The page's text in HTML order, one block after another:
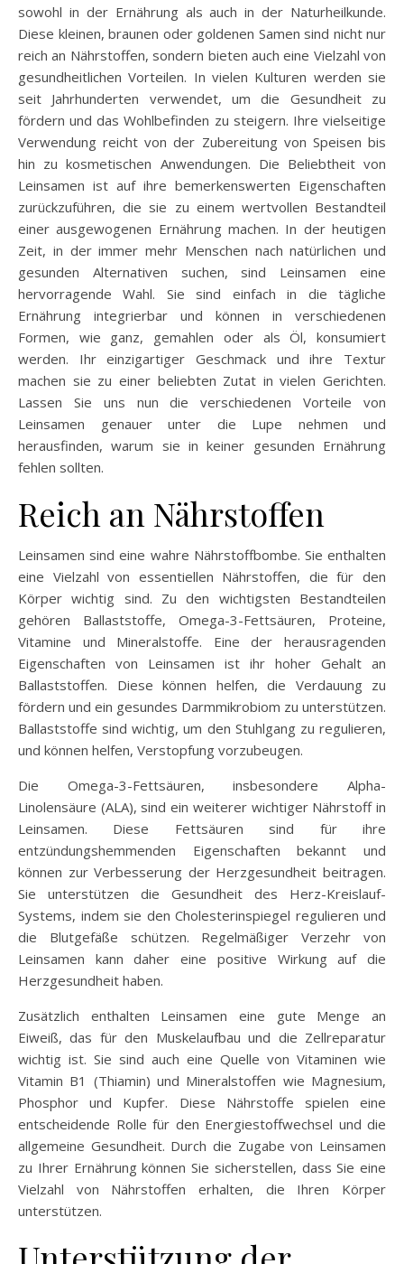
sowohl in der Ernährung als auch in der Naturheilkunde.
Diese kleinen, braunen oder goldenen Samen sind nicht nur
reich an Nährstoffen, sondern bieten auch eine Vielzahl von
gesundheitlichen Vorteilen. In vielen Kulturen werden sie
seit Jahrhunderten verwendet, um die Gesundheit zu
fördern und das Wohlbefinden zu steigern. Ihre vielseitige
Verwendung reicht von der Zubereitung von Speisen bis
hin zu kosmetischen Anwendungen. Die Beliebtheit von
Leinsamen ist auf ihre bemerkenswerten Eigenschaften
zurückzuführen, die sie zu einem wertvollen Bestandteil
einer ausgewogenen Ernährung machen. In der heutigen
Zeit, in der immer mehr Menschen nach natürlichen und
gesunden Alternativen suchen, sind Leinsamen eine
hervorragende Wahl. Sie sind einfach in die tägliche
Ernährung integrierbar und können in verschiedenen
Formen, wie ganz, gemahlen oder als Öl, konsumiert
werden. Ihr einzigartiger Geschmack und ihre Textur
machen sie zu einer beliebten Zutat in vielen Gerichten.
Lassen Sie uns nun die verschiedenen Vorteile von
Leinsamen genauer unter die Lupe nehmen und
herausfinden, warum sie in keiner gesunden Ernährung
fehlen sollten.
Reich an Nährstoffen
Leinsamen sind eine wahre Nährstoffbombe. Sie enthalten
eine Vielzahl von essentiellen Nährstoffen, die für den
Körper wichtig sind. Zu den wichtigsten Bestandteilen
gehören Ballaststoffe, Omega-3-Fettsäuren, Proteine,
Vitamine und Mineralstoffe. Eine der herausragenden
Eigenschaften von Leinsamen ist ihr hoher Gehalt an
Ballaststoffen. Diese können helfen, die Verdauung zu
fördern und ein gesundes Darmmikrobiom zu unterstützen.
Ballaststoffe sind wichtig, um den Stuhlgang zu regulieren,
und können helfen, Verstopfung vorzubeugen.
Die Omega-3-Fettsäuren, insbesondere Alpha-
Linolensäure (ALA), sind ein weiterer wichtiger Nährstoff in
Leinsamen. Diese Fettsäuren sind für ihre
entzündungshemmenden Eigenschaften bekannt und
können zur Verbesserung der Herzgesundheit beitragen.
Sie unterstützen die Gesundheit des Herz-Kreislauf-
Systems, indem sie den Cholesterinspiegel regulieren und
die Blutgefäße schützen. Regelmäßiger Verzehr von
Leinsamen kann daher eine positive Wirkung auf die
Herzgesundheit haben.
Zusätzlich enthalten Leinsamen eine gute Menge an
Eiweiß, das für den Muskelaufbau und die Zellreparatur
wichtig ist. Sie sind auch eine Quelle von Vitaminen wie
Vitamin B1 (Thiamin) und Mineralstoffen wie Magnesium,
Phosphor und Kupfer. Diese Nährstoffe spielen eine
entscheidende Rolle für den Energiestoffwechsel und die
allgemeine Gesundheit. Durch die Zugabe von Leinsamen
zu Ihrer Ernährung können Sie sicherstellen, dass Sie eine
Vielzahl von Nährstoffen erhalten, die Ihren Körper
unterstützen.